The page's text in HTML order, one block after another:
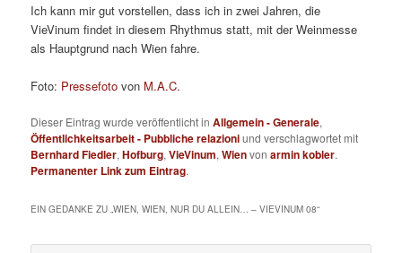
Ich kann mir gut vorstellen, dass ich in zwei Jahren, die
VieVinum findet in diesem Rhythmus statt, mit der Weinmesse
als Hauptgrund nach Wien fahre.
Foto: Pressefoto von M.A.C.
Dieser Eintrag wurde veröffentlicht inAllgemein - Generale,
Öffentlichkeitsarbeit - Pubbliche relazioniund verschlagwortet mit
Bernhard Fiedler,Hofburg,VieVinum,Wienvonarmin kobler.
Permanenter Link zum Eintrag.
EIN GEDANKE ZU „WIEN, WIEN, NUR DU ALLEIN… – VIEVINUM 08“